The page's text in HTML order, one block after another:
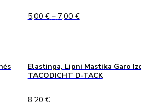
5,00 € – 7,00 €Price
Elastinga, Lipni Mastika Garo
TACODICHT D-TACK
8,20 €